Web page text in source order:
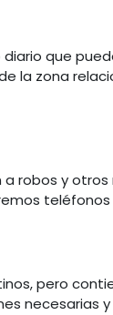
que
la zona
robos y
pero
necesarias